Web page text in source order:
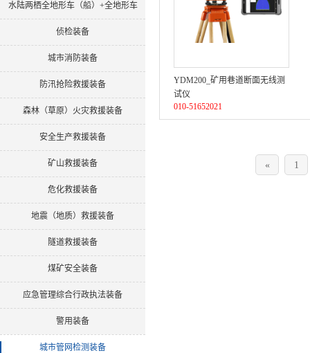
水陆两栖全地形车（船）+全地形车
侦检装备
城市消防装备
防汛抢险救援装备
森林（草原）火灾救援装备
安全生产救援装备
矿山救援装备
危化救援装备
地震（地质）救援装备
隧道救援装备
煤矿安全装备
应急管理综合行政执法装备
警用装备
城市管网检测装备
YDM200_矿用巷道断面无线测
试仪
010-51652021
« 1